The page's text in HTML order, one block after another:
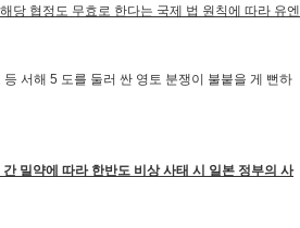
당 협정도 무효로 한다는 국제 법 원칙에 따라 유엔
서해 5 도를 둘러 싼 영토 분쟁이 불붙을 게 뻔하
밀약에 따라 한반도 비상 사태 시 일본 정부의 사